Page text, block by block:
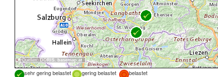
Quellen:DORIS, basemap.at
sehr gering belastet gering belastet
belastet